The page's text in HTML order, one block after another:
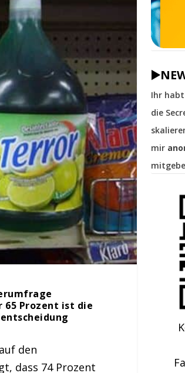
65 Prozent ist die
den
dass 74 Prozent
Ihr
die
mir